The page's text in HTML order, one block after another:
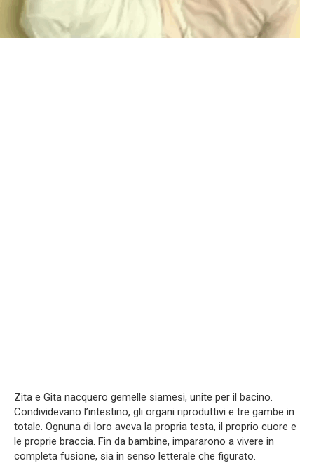
Zita e Gita nacquero gemelle siamesi, unite per il bacino.
Condividevano l’intestino, gli organi riproduttivi e tre gambe in
totale. Ognuna di loro aveva la propria testa, il proprio cuore e
le proprie braccia. Fin da bambine, impararono a vivere in
completa fusione, sia in senso letterale che figurato.